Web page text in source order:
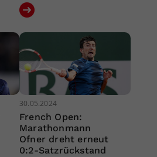
30.05.2024
French Open:
Marathonmann
Ofner dreht erneut
0:2-Satzrückstand